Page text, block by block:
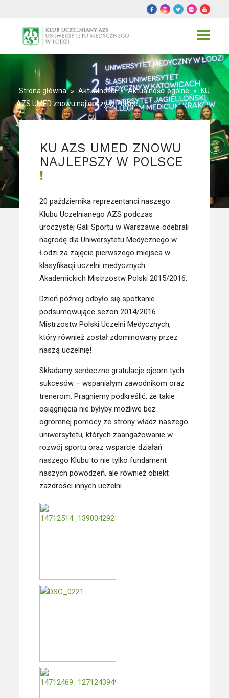
Toggle
Strona główna » Aktualności » Aktualności ogólne »
KU
AZS UMED znowu najlepszy w Polsce !
KU AZS UMED ZNOWU
NAJLEPSZY W POLSCE
!
20 października reprezentanci naszego
Klubu Uczelnianego AZS podczas
uroczystej Gali Sportu w Warszawie odebrali
nagrodę dla Uniwersytetu Medycznego w
Łodzi za zajęcie pierwszego miejsca w
klasyfikacji uczelni medycznych
Akademickich Mistrzostw Polski 2015/2016.
Dzień później odbyło się spotkanie
podsumowujące sezon 2014/2016
Mistrzostw Polski Uczelni Medycznych,
który również został zdominowany przez
naszą uczelnię!
Składamy serdeczne gratulacje ojcom tych
sukcesów – wspaniałym zawodnikom oraz
trenerom. Pragniemy podkreślić, że takie
osiągnięcia nie byłyby możliwe bez
ogromnej pomocy ze strony władz naszego
uniwersytetu, których zaangażowanie w
rozwój sportu oraz wsparcie działań
naszego Klubu to nie tylko fundament
naszych powodzeń, ale również obiekt
zazdrości innych uczelni.